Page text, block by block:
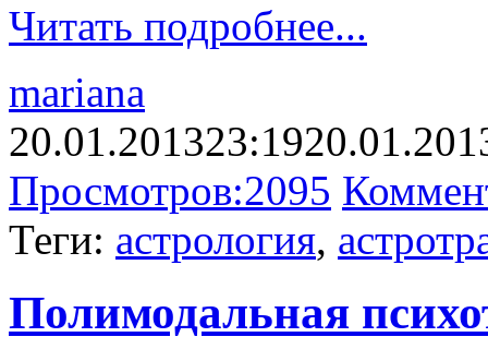
Читать подробнее...
mariana
20.01.201323:19
Просмотров:2095
Теги: астрология,
Полимодальная